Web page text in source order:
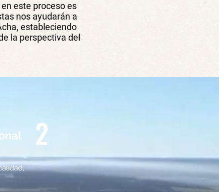
este proceso es
nos ayudarán a
estableciendo
la perspectiva del
2